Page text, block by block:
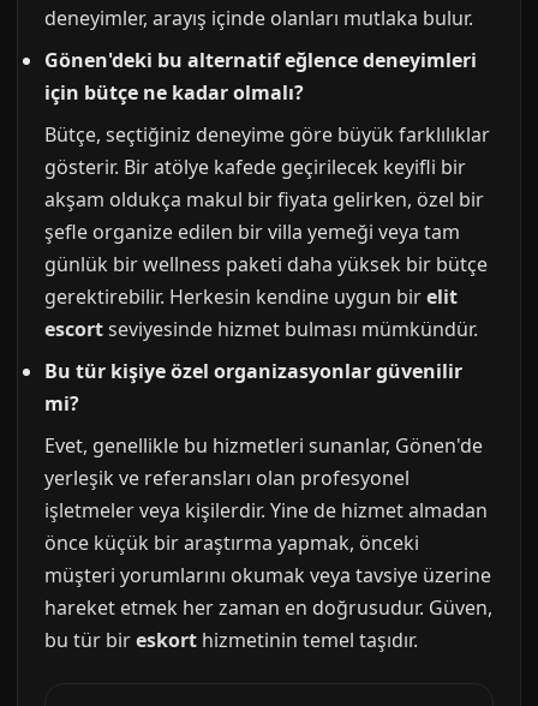
deneyimler, arayış içinde olanları mutlaka bulur.
Gönen'deki bu alternatif eğlence deneyimleri
için bütçe ne kadar olmalı?
Bütçe, seçtiğiniz deneyime göre büyük farklılıklar
gösterir. Bir atölye kafede geçirilecek keyifli bir
akşam oldukça makul bir fiyata gelirken, özel bir
şefle organize edilen bir villa yemeği veya tam
günlük bir wellness paketi daha yüksek bir bütçe
gerektirebilir. Herkesin kendine uygun birelit
escortseviyesinde hizmet bulması mümkündür.
Bu tür kişiye özel organizasyonlar güvenilir
mi?
Evet, genellikle bu hizmetleri sunanlar, Gönen'de
yerleşik ve referansları olan profesyonel
işletmeler veya kişilerdir. Yine de hizmet almadan
önce küçük bir araştırma yapmak, önceki
müşteri yorumlarını okumak veya tavsiye üzerine
hareket etmek her zaman en doğrusudur. Güven,
bu tür bireskort hizmetinin temel taşıdır.